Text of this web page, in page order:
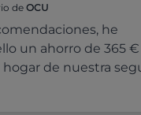
de OCU
he
un ahorro de 365
de nuestra